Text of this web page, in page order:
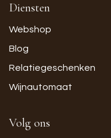
Diensten
Webshop
Blog
Relatiegeschenken
Wijnautomaat
Volg ons